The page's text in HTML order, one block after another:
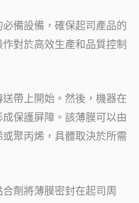
備設備，確保起司產品的
對於高效生產和品質控制
帶上開始。然後，機器在
保護屏障。該薄膜可以由
聚丙烯，具體取決於所需
劑將薄膜密封在起司周